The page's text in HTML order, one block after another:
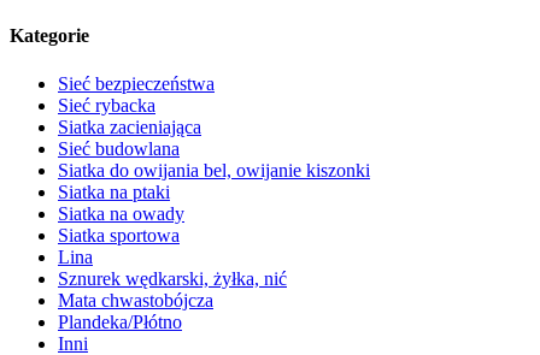
Kategorie
Sieć bezpieczeństwa
Sieć rybacka
Siatka zacieniająca
Sieć budowlana
Siatka do owijania bel, owijanie kiszonki
Siatka na ptaki
Siatka na owady
Siatka sportowa
Lina
Sznurek wędkarski, żyłka, nić
Mata chwastobójcza
Plandeka/Płótno
Inni